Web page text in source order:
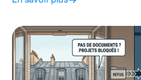
assurent la surveillance de la
droits et auditer votre